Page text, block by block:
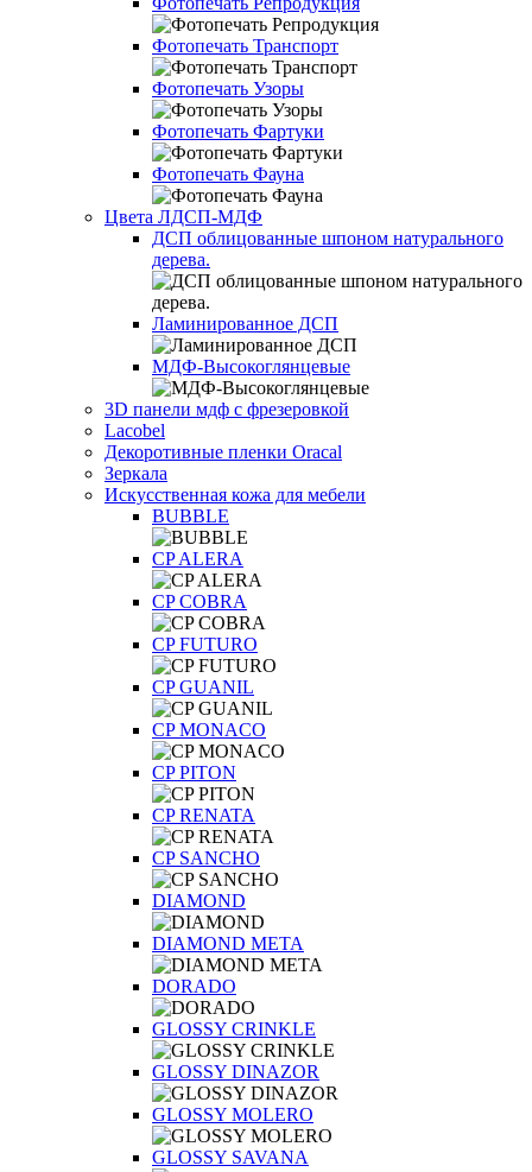
Фотопечать Транспорт
Фотопечать Узоры
Фотопечать Фартуки
Фотопечать Фауна
Цвета ЛДСП-МДФ
ДСП облицованные шпоном натурального
дерева.
Ламинированное ДСП
МДФ-Высокоглянцевые
3D панели мдф с фрезеровкой
Lacobel
Декоротивные пленки Oracal
Зеркала
Искусственная кожа для мебели
BUBBLE
CP ALERA
CP COBRA
CP FUTURO
CP GUANIL
CP MONACO
CP PITON
CP RENATA
CP SANCHO
DIAMOND
DIAMOND META
DORADO
GLOSSY CRINKLE
GLOSSY DINAZOR
GLOSSY MOLERO
GLOSSY SAVANA